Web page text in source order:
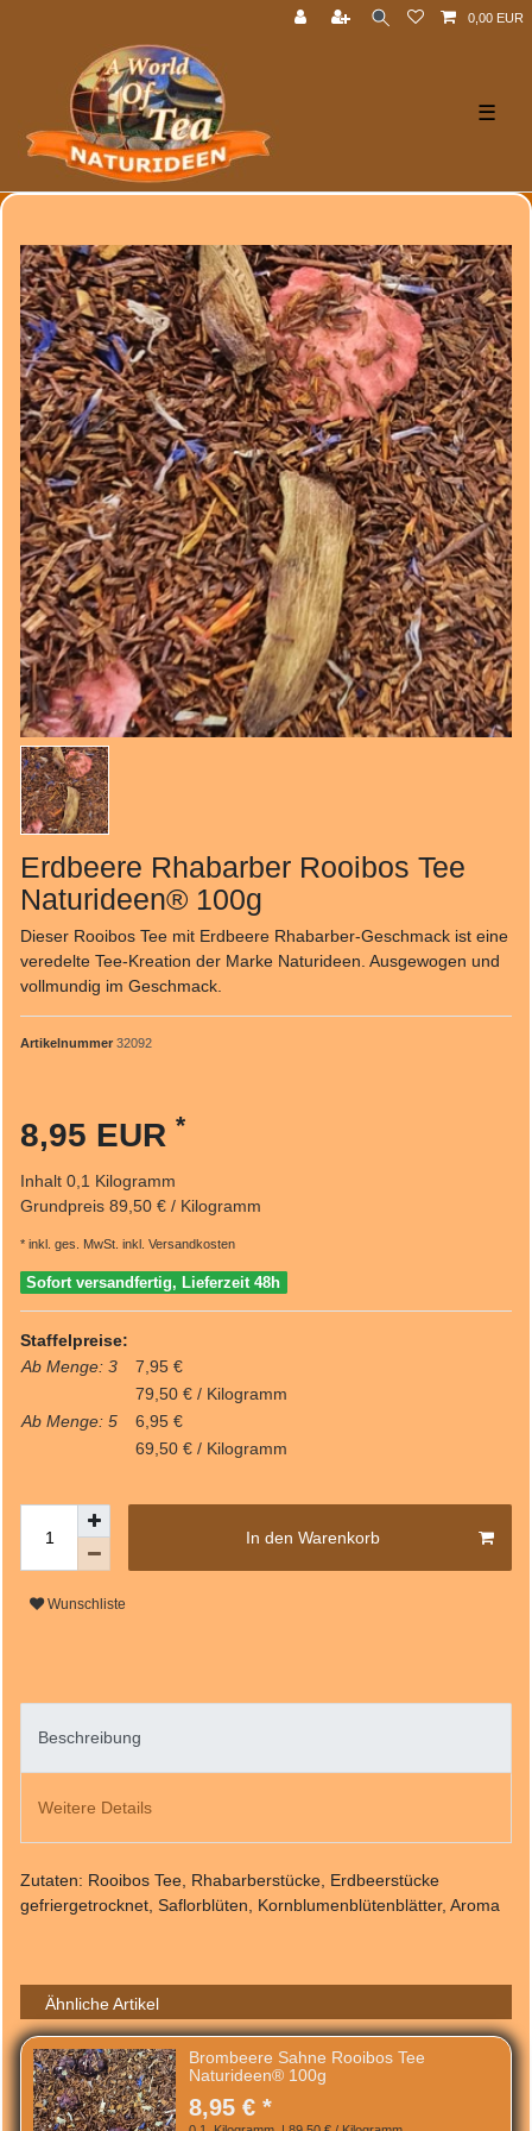
0,00 EUR
☰
Erdbeere Rhabarber Rooibos Tee
Naturideen® 100g
Dieser Rooibos Tee mit Erdbeere Rhabarber-Geschmack ist eine
veredelte Tee-Kreation der Marke Naturideen. Ausgewogen und
vollmundig im Geschmack.
Artikelnummer 32092
8,95 EUR *
Inhalt 0,1 Kilogramm
Grundpreis 89,50 € / Kilogramm
* inkl. ges. MwSt. inkl. Versandkosten
Sofort versandfertig, Lieferzeit 48h
Staffelpreise:
Ab Menge: 3
7,95 €
79,50 € / Kilogramm
Ab Menge: 5
6,95 €
69,50 € / Kilogramm
In den Warenkorb
Wunschliste
Beschreibung
Weitere Details
Zutaten: Rooibos Tee, Rhabarberstücke, Erdbeerstücke
gefriergetrocknet, Saflorblüten, Kornblumenblütenblätter, Aroma
Ähnliche Artikel
Brombeere Sahne Rooibos Tee
Naturideen® 100g
8,95 € *